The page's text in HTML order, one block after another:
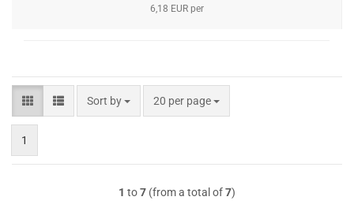
6,18 EUR per
Sort by
Sort by 20 per page
per page
1
1 to7 (from a total of7)